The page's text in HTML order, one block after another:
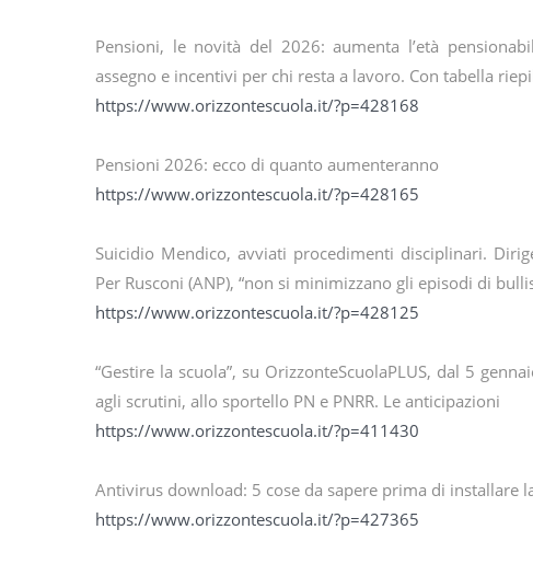
Pensioni, le novità del 2026: aumenta l’età
assegno e incentivi per chi resta a lavoro. Con tabella
https://www.orizzontescuola.it/?p=428168
Pensioni 2026: ecco di quanto aumenteranno
https://www.orizzontescuola.it/?p=428165
Suicidio Mendico, avviati procedimenti disciplinari.
Per Rusconi (ANP), “non si minimizzano gli episodi di
https://www.orizzontescuola.it/?p=428125
“Gestire la scuola”, su OrizzonteScuolaPLUS, dal 5
agli scrutini, allo sportello PN e PNRR. Le anticipazioni
https://www.orizzontescuola.it/?p=411430
Antivirus download: 5 cose da sapere prima di installare
https://www.orizzontescuola.it/?p=427365